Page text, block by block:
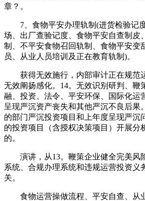
章？。
7、食物平安办理轨制(进货检验记
场、出厂查验记度、食物平安自查制皮
制、不平安食物召回轨制、食物平安变
员、从业人员培训及正在教育轨制)。
获得无效施行，内部审计正在规范
无效阐扬感化。14。无效识别研判、鞭
融、投资、法令、平安环保、国际化运
呈现严沉资产丧失和其他严沉不良后果
的部门严沉投资项目和上年度呈现严沉
的投资项目（含授权决策项目）开展分
的。
演讲，从13。鞭策企业健全完美风
系统、合规办理系统和违规运营投资义
关。
食物运营操做流程、平安自查、从